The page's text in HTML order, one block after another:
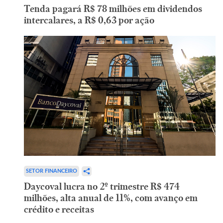
Tenda pagará R$ 78 milhões em dividendos
intercalares, a R$ 0,63 por ação
SETOR FINANCEIRO
Daycoval lucra no 2º trimestre R$ 474
milhões, alta anual de 11%, com avanço em
crédito e receitas